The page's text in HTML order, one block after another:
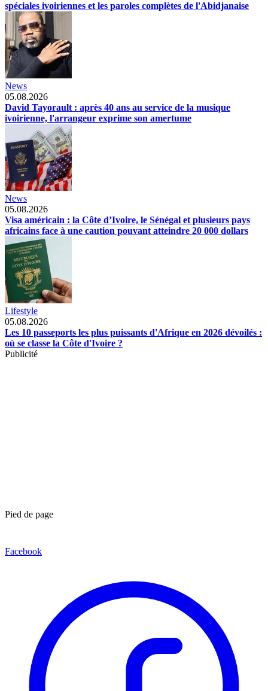
spéciales ivoiriennes et les paroles complètes de l'Abidjanaise
News
05.08.2026
David Tayorault : après 40 ans au service de la musique
ivoirienne, l'arrangeur exprime son amertume
News
05.08.2026
Visa américain : la Côte d’Ivoire, le Sénégal et plusieurs pays
africains face à une caution pouvant atteindre 20 000 dollars
Lifestyle
05.08.2026
Les 10 passeports les plus puissants d'Afrique en 2026 dévoilés :
où se classe la Côte d'Ivoire ?
Publicité
Pied de page
Facebook